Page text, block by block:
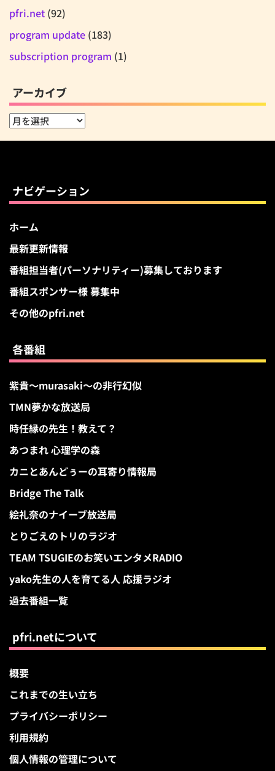
pfri.net (92)
program update (183)
subscription program (1)
アーカイブ
ア
ナビゲーション
ホーム
最新更新情報
番組担当者(パーソナリティー)募集しております
番組スポンサー様 募集中
その他のpfri.net
各番組
紫貴～murasaki～の非行幻似
TMN夢かな放送局
時任縁の先生！教えて？
あつまれ 心理学の森
カニとあんどぅーの耳寄り情報局
Bridge The Talk
絵礼奈のナイーブ放送局
とりごえのトリのラジオ
TEAM TSUGIEのお笑いエンタメRADIO
yako先生の人を育てる人 応援ラジオ
過去番組一覧
pfri.netについて
概要
これまでの生い立ち
プライバシーポリシー
利用規約
個人情報の管理について